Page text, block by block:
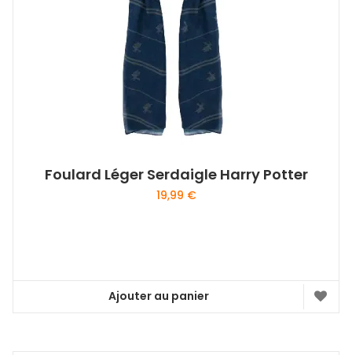
Foulard Léger Serdaigle Harry Potter
19,99 €
Ajouter au panier